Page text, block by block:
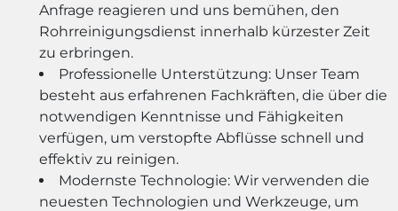
Anfrage reagieren und uns bemühen, den
Rohrreinigungsdienst innerhalb kürzester Zeit
zu erbringen.
Professionelle Unterstützung: Unser Team
besteht aus erfahrenen Fachkräften, die über die
notwendigen Kenntnisse und Fähigkeiten
verfügen, um verstopfte Abflüsse schnell und
effektiv zu reinigen.
Modernste Technologie: Wir verwenden die
neuesten Technologien und Werkzeuge, um